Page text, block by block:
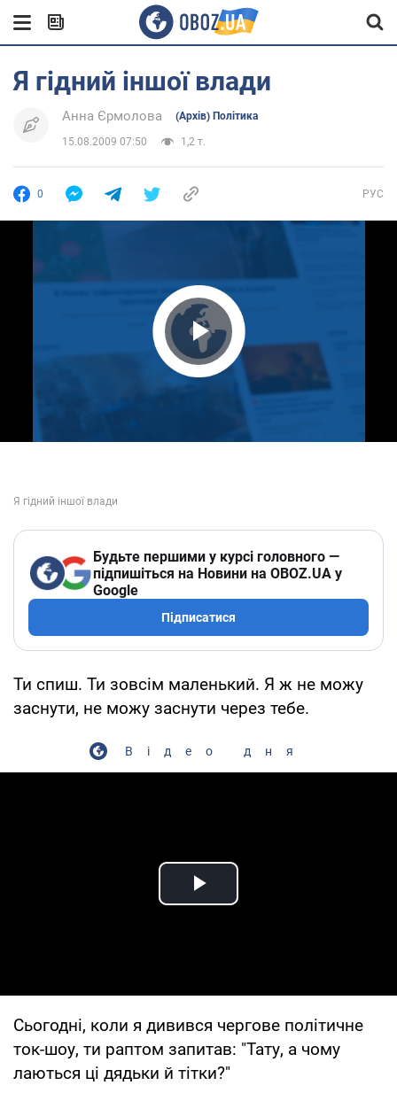
Я гідний іншої влади
Анна Єрмолова (Архів) Політика
15.08.2009 07:50 1,2 т.
0 РУС
Play Video
Будьте першими у курсі головного —
підпишіться на Новини на OBOZ.UA у
Google
Підписатися
Ти спиш. Ти зовсім маленький. Я ж не можу
заснути, не можу заснути через тебе.
Відео дня
Play Video
Сьогодні, коли я дивився чергове політичне
ток-шоу, ти раптом запитав: "Тату, а чому
лаються ці дядьки й тітки?"